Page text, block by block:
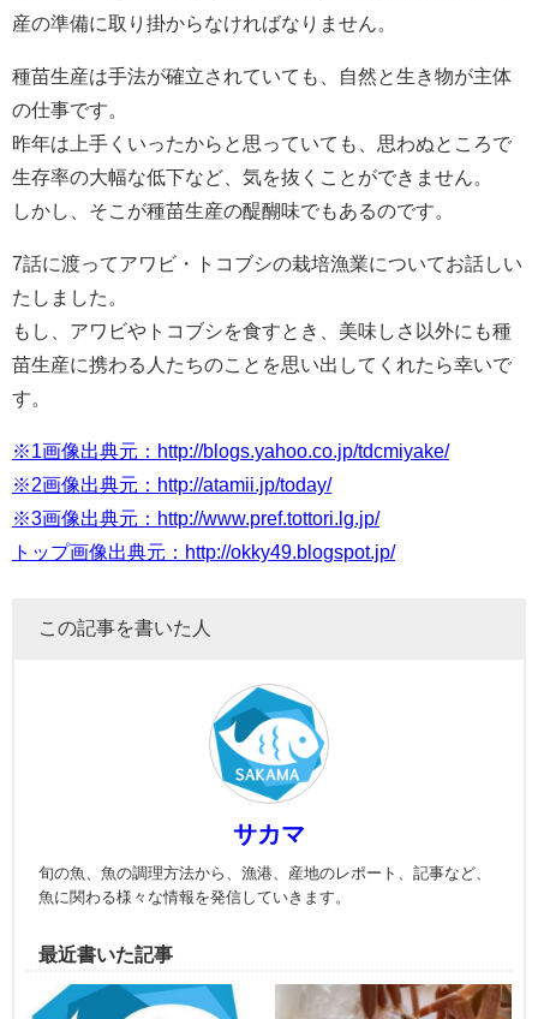
産の準備に取り掛からなければなりません。
種苗生産は手法が確立されていても、自然と生き物が主体
の仕事です。
昨年は上手くいったからと思っていても、思わぬところで
生存率の大幅な低下など、気を抜くことができません。
しかし、そこが種苗生産の醍醐味でもあるのです。
7話に渡ってアワビ・トコブシの栽培漁業についてお話しい
たしました。
もし、アワビやトコブシを食すとき、美味しさ以外にも種
苗生産に携わる人たちのことを思い出してくれたら幸いで
す。
※1画像出典元：http://blogs.yahoo.co.jp/tdcmiyake/
※2画像出典元：http://atamii.jp/today/
※3画像出典元：http://www.pref.tottori.lg.jp/
トップ画像出典元：http://okky49.blogspot.jp/
この記事を書いた人
サカマ
旬の魚、魚の調理方法から、漁港、産地のレポート、記事など、
魚に関わる様々な情報を発信していきます。
最近書いた記事